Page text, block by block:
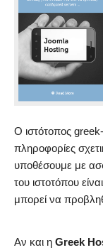
Ο ιστότοπος
πληροφορίες
υποθέσουμε με
του ιστοτόπου
μπορεί να
Αν και η Greek